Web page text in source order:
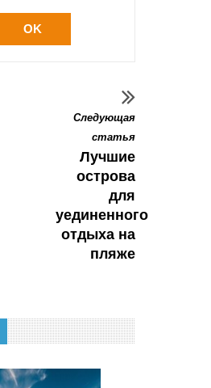
OK
Следующая
статья
Лучшие
острова
для
уединенного
отдыха на
пляже